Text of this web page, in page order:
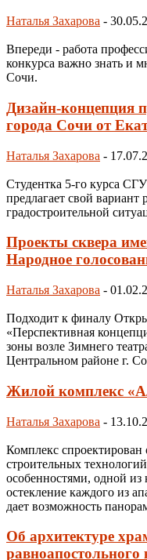
Наталья Захарова -
Впереди - работа
конкурса важно знать и
Сочи.
Дизайн-концепция
города Сочи от
Наталья Захарова -
Студентка 5-го курса
предлагает свой
градостроительной
Проекты сквера
Народное
Наталья Захарова -
Подходит к финалу
«Перспективная
зоны возле Зимнего
Центральном районе г.
Жилой комплекс
Наталья Захарова -
Комплекс
строительных
особенностями, одной из
остекление каждого из
дает возможность
Об архитектуре